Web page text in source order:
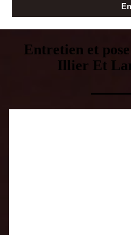
Entretien et
Illier Et